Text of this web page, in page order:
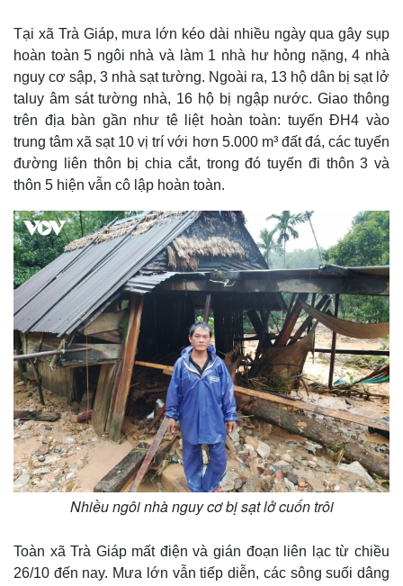
Tại xã Trà Giáp, mưa lớn kéo dài nhiều ngày qua gây sụp
hoàn toàn 5 ngôi nhà và làm 1 nhà hư hỏng nặng, 4 nhà
nguy cơ sập, 3 nhà sạt tường. Ngoài ra, 13 hộ dân bị sạt lở
taluy âm sát tường nhà, 16 hộ bị ngập nước. Giao thông
trên địa bàn gần như tê liệt hoàn toàn: tuyến ĐH4 vào
trung tâm xã sạt 10 vị trí với hơn 5.000 m³ đất đá, các tuyến
đường liên thôn bị chia cắt, trong đó tuyến đi thôn 3 và
thôn 5 hiện vẫn cô lập hoàn toàn.
Nhiều ngôi nhà nguy cơ bị sạt lở cuốn trôi
Toàn xã Trà Giáp mất điện và gián đoạn liên lạc từ chiều
26/10 đến nay. Mưa lớn vẫn tiếp diễn, các sông suối dâng